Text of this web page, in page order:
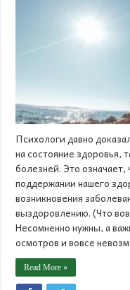
Психологи давно
на состояние здоровья,
болезней. Это
поддержании нашего
возникновения
выздоровлению. (Что
Несомненно нужны, а
осмотров и вовсе
Read More »